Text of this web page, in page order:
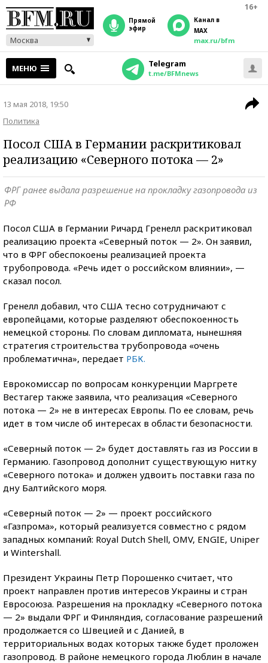
16+
Москва
прямой
эфир
Канал в
MAX
max.ru/bfm
МЕНЮ Telegram
t.me/BFMnews
13 мая 2018, 19:50
Политика
Посол США в Германии раскритиковал
реализацию «Северного потока — 2»
ФРГ ранее выдала разрешение на прокладку газопровода из
РФ
Посол США в Германии Ричард Гренелл раскритиковал
реализацию проекта «Северный поток — 2». Он заявил,
что в ФРГ обеспокоены реализацией проекта
трубопровода. «Речь идет о российском влиянии», —
сказал посол.​
Гренелл добавил, что США тесно сотрудничают с
европейцами, которые разделяют обеспокоенность
немецкой стороны.​ По словам дипломата, нынешняя
стратегия строительства трубопровода «очень
проблематична», передает РБК.
Еврокомиссар по вопросам конкуренции Маргрете
Вестагер также заявила, что реализация «Северного
потока — 2» не в интересах Европы. По ее словам, речь
идет в том числе об интересах в области безопасности.
«Северный поток — 2» будет доставлять газ из России в
Германию. Газопровод дополнит существующую нитку
«Северного потока» и должен удвоить поставки газа по
дну Балтийского моря.
«Северный поток — 2» — проект российского
«Газпрома», который реализуется совместно с рядом
западных компаний: Royal Dutch Shell, OMV, ENGIE, Uniper
и Wintershall.
Президент Украины Петр Порошенко считает, что
проект направлен против интересов Украины и стран
Евросоюза. Разрешения на прокладку «Северного потока
— 2» выдали ФРГ и Финляндия, согласование разрешений
продолжается со Швецией и с Данией, в
территориальных водах которых также будет проложен
газопровод. В районе немецкого города Люблин в начале